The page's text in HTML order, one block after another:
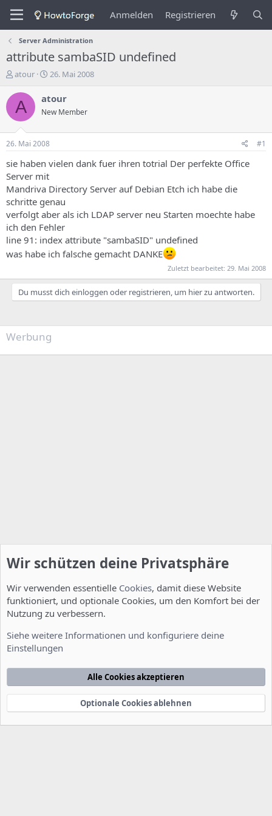
Anmelden Registrieren
Server Administration
attribute sambaSID undefined
E
s
t
e
e
r
e
s
T
h
e
m
s
atour
E
s
e
n
d
a
t
u
m
26. Mai 2008
A atour
New Member
26. Mai 2008 #1
sie haben vielen dank fuer ihren totrial Der perfekte Office
Server mit
Mandriva Directory Server auf Debian Etch ich habe die
schritte genau
verfolgt aber als ich LDAP server neu Starten moechte habe
ich den Fehler
line 91: index attribute "sambaSID" undefined
was habe ich falsche gemacht DANKE
Zuletzt bearbeitet: 29. Mai 2008
Du musst dich einloggen oder registrieren, um hier zu antworten.
Werbung
Nutzungsbedingungen Datenschutzerklärung
Startseite
e
Community platform by XenForo® © 2010-2022 XenForo Ltd.
xenDach©2010-2014
Wir schützen deine Privatsphäre
Wir verwenden essentielle Cookies, damit diese Website
funktioniert, und optionale Cookies, um den Komfort bei der
Nutzung zu verbessern.
Siehe weitere Informationen und konfiguriere deine
Einstellungen
Alle Cookies akzeptieren
Optionale Cookies ablehnen